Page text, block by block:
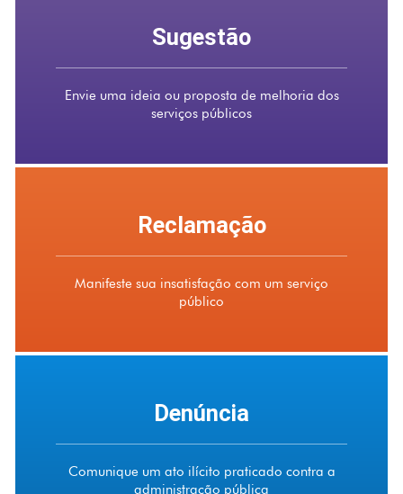
Sugestão
Envie uma ideia ou proposta de melhoria dos
serviços públicos
Reclamação
Manifeste sua insatisfação com um serviço
público
Denúncia
Comunique um ato ilícito praticado contra a
administração pública